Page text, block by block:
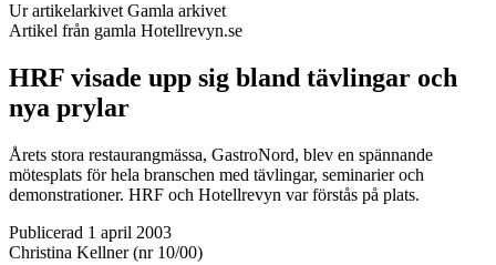
Ur artikelarkivet Gamla arkivet
Artikel från gamla Hotellrevyn.se
HRF visade upp sig bland tävlingar och
nya prylar
Årets stora restaurangmässa, GastroNord, blev en spännande
mötesplats för hela branschen med tävlingar, seminarier och
demonstrationer. HRF och Hotellrevyn var förstås på plats.
Publicerad 1 april 2003
Christina Kellner (nr 10/00)